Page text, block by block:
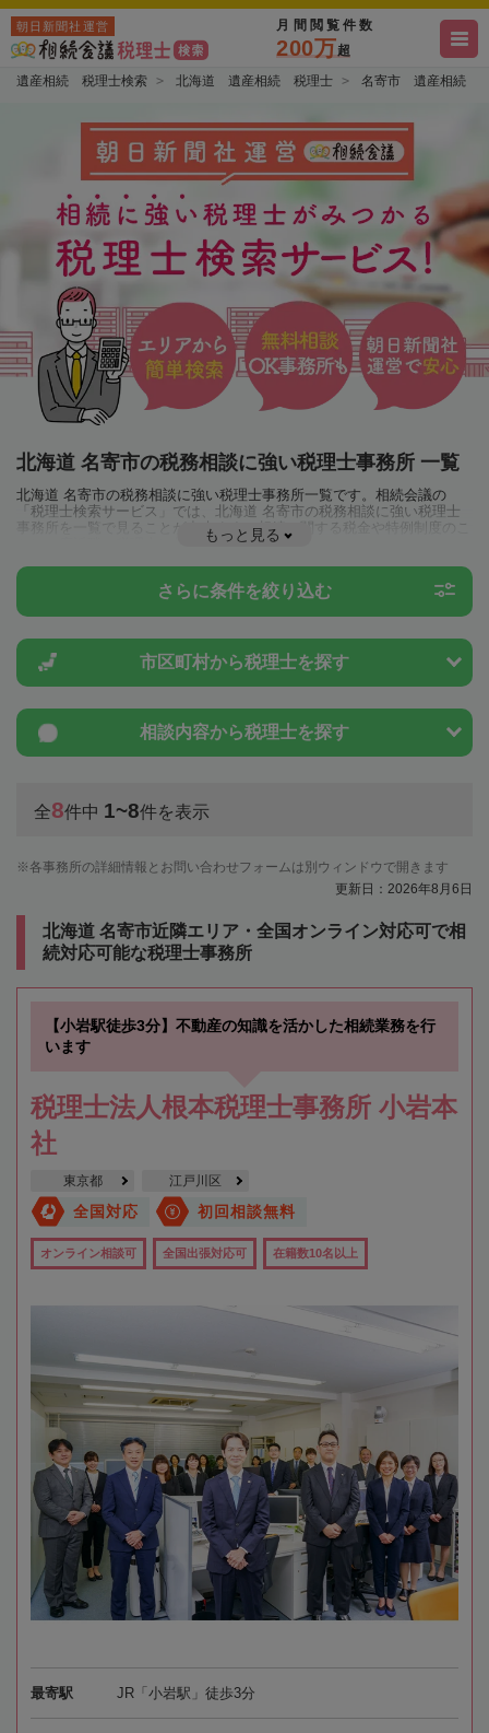
朝日新聞社運営 月間閲覧件数
200万超
遺産相続 税理士検索 北海道 遺産相続 税理士 名寄市 遺産相続
北海道 名寄市の税務相談に強い税理士事務所 一覧
北海道 名寄市の税務相談に強い税理士事務所一覧です。相続会議の
「税理士検索サービス」では、北海道 名寄市の税務相談に強い税理士
事務所を一覧で見ることが出来ます。相続に関する税金や特例制度のこ
とは一度近隣の税理士に相談してみましょう。
もっと見る
さらに条件を絞り込む
市区町村から税理士を探す
相談内容から税理士を探す
全8件中 1~8件を表示
各事務所の詳細情報とお問い合わせフォームは別ウィンドウで開きます
更新日：2026年8月6日
北海道 名寄市近隣エリア・全国オンライン対応可で相
続対応可能な税理士事務所
【小岩駅徒歩3分】不動産の知識を活かした相続業務を行
います
税理士法人根本税理士事務所 小岩本
社
東京都 江戸川区
全国対応 初回相談無料
オンライン相談可 全国出張対応可 在籍数10名以上
最寄駅 JR「小岩駅」徒歩3分